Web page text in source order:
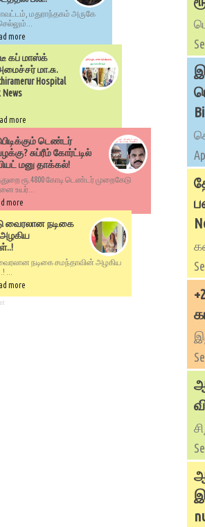
மதுராந்தகம் அருகே
more
டீ கப் மாஸ்க்
மா.சு.
Hospital
News
more
டெண்டர்
சுப்ரீம் கோர்ட்டில்
மனு தாக்கல்!
ரூ.4800 கோடி டெண்டர் முறைகேடு
உயர்...
more
வைரலான நடிகை
நடிகை சமந்தாவின் அழகிய
...
more